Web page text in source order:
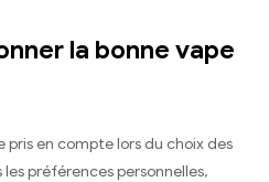
la bonne vape
en compte lors du choix des
préférences personnelles,